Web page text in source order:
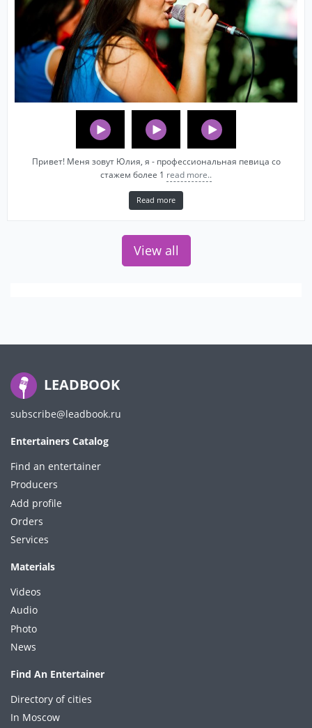
Привет! Меня зовут Юлия, я - профессиональная певица со
стажем более 1 read more..
Read more
View all
LEADBOOK
subscribe@leadbook.ru
Entertainers Catalog
Find an entertainer
Producers
Add profile
Orders
Services
Materials
Videos
Audio
Photo
News
Find An Entertainer
Directory of cities
In Moscow